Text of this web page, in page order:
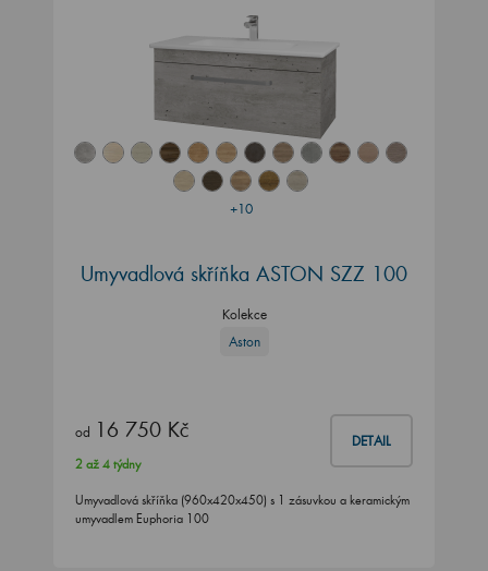
+10
Umyvadlová skříňka ASTON SZZ 100
Kolekce
Aston
od 16 750 Kč DETAIL
2 až 4 týdny
Umyvadlová skříňka (960x420x450) s 1 zásuvkou a keramickým
umyvadlem Euphoria 100